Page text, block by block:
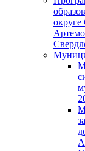
округе